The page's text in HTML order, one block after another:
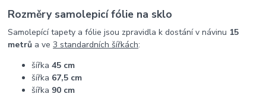
Rozměry samolepicí fólie na sklo
Samolepící tapety a fólie jsou zpravidla k dostání v návinu 15
metrů a ve3 standardních šířkách:
šířka45 cm
šířka 67,5 cm
šířka 90 cm